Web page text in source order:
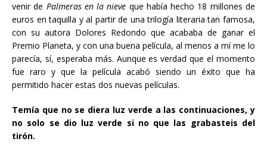
venir de Palmeras en la nieve que había hecho 18 millones de
euros en taquilla y al partir de una trilogía literaria tan famosa,
con su autora Dolores Redondo que acababa de ganar el
Premio Planeta, y con una buena película, al menos a mí me lo
parecía, sí, esperaba más. Aunque es verdad que el momento
fue raro y que la película acabó siendo un éxito que ha
permitido hacer estas dos nuevas películas.
Temía que no se diera luz verde a las continuaciones, y
no solo se dio luz verde si no que las grabasteis del
tirón.